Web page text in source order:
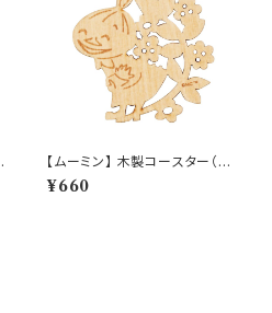
【ムーミン】 木製コースター（リト
ルミイ）【木製コースター】
¥660